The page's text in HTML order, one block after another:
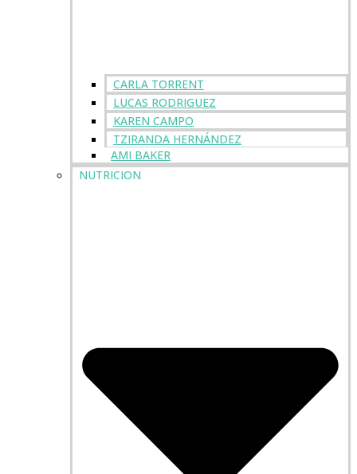
CARLA TORRENT
LUCAS RODRIGUEZ
KAREN CAMPO
TZIRANDA HERNÁNDEZ
AMI BAKER
NUTRICION